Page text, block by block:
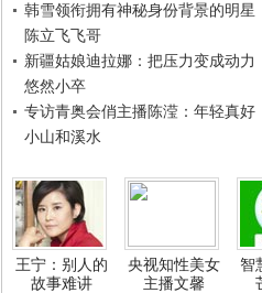
韩雪领衔拥有神秘身份背景的明星
陈立飞飞哥
新疆姑娘迪拉娜：把压力变成动力
悠然小卒
专访青奥会俏主播陈滢：年轻真好
小山和溪水
王宁：别人的
故事难讲
央视知性美女
主播文馨
智